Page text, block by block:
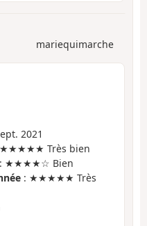
mariequimarche
2021
Très bien
: ★★★★☆ Bien
: ★★★★★ Très